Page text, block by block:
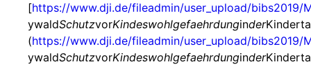
[https://www.dji.de/fileadmin/user_upload/bibs2019/
ywaldSchutzvorKindeswohlgefaehrdunginder
(https://www.dji.de/fileadmin/user_upload/bibs2019/
ywaldSchutzvorKindeswohlgefaehrdunginder